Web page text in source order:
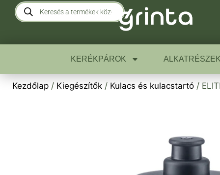
KERÉKPÁROK ALKATRÉSZEK
Kezdőlap / Kiegészítők / Kulacs és kulacstartó /